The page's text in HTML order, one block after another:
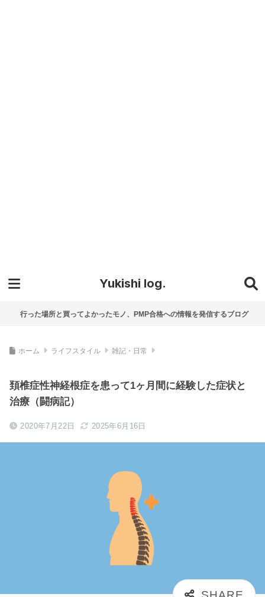
Yukishi log.
行った場所と買ってよかったモノ、PMP合格への情報を発信するブログ
ホーム ライフスタイル 雑記・日常
頚椎症性神経根症を患って1ヶ月間に経験した症状と
治療（闘病記）
2020年7月22日 2025年6月16日